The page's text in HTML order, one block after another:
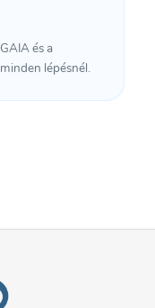
és a
lépésnél.